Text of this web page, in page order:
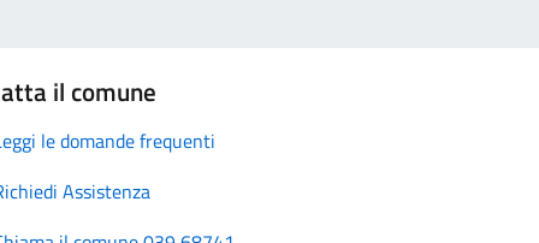
il comune
le domande frequenti
Assistenza